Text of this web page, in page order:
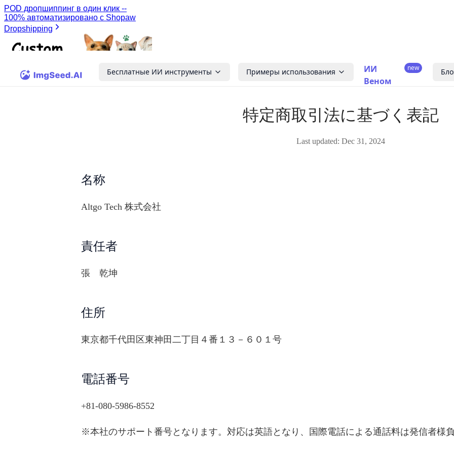
Бесплатные ИИ инструменты Примеры использования
ИИ
Веном
new
特定商取引法に基づく表記
Last updated: Dec 31, 2024
名称
Altgo Tech 株式会社
責任者
張 乾坤
住所
東京都千代田区東神田二丁目４番１３－６０１号
電話番号
+81-080-5986-8552
※本社のサポート番号となります。対応は英語となり、国際電話による通話料は発信者様負